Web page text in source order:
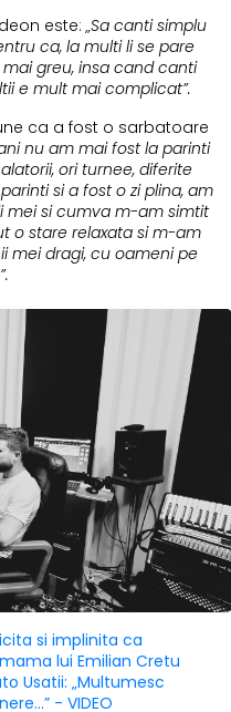
este: „Sa canti simplu
ca, la multi li se pare
greu, insa cand canti
e mult mai complicat”.
ca a fost o sarbatoare
nu am mai fost la parinti
ori turnee, diferite
si a fost o zi plina, am
mei si cumva m-am simtit
o stare relaxata si m-am
mei dragi, cu oameni pe
si implinita ca
lui Emilian Cretu
Usatii: „Multumesc
- VIDEO